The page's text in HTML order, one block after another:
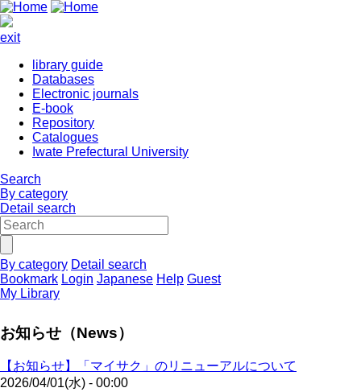
exit
library guide
Databases
Electronic journals
E-book
Repository
Catalogues
Iwate Prefectural University
Search
By category
Detail search
By category Detail search
Bookmark Login Japanese Help Guest
My Library
お知らせ（News）
【お知らせ】「マイサク」のリニューアルについて
2026/04/01(水) - 00:00